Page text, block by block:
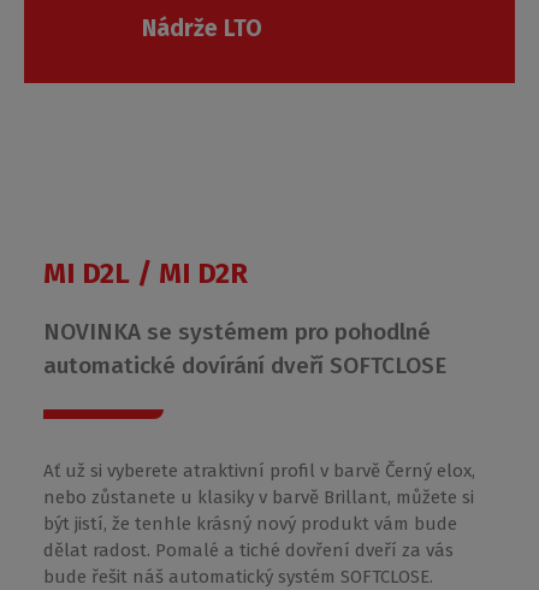
Nádrže LTO
MI D2L / MI D2R
NOVINKA se systémem pro pohodlné
automatické dovírání dveří SOFTCLOSE
Ať už si vyberete atraktivní profil v barvě Černý elox,
nebo zůstanete u klasiky v barvě Brillant, můžete si
být jistí, že tenhle krásný nový produkt vám bude
dělat radost. Pomalé a tiché dovření dveří za vás
bude řešit náš automatický systém SOFTCLOSE.